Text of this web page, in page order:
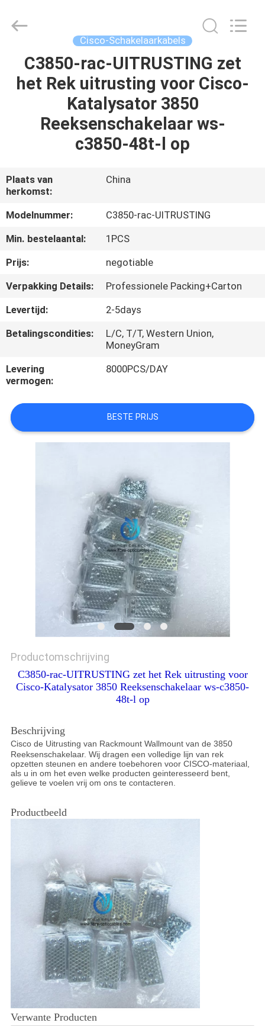
HUIS
PRODUCTEN
ONGEVEER
FABRIEKSREIS
KWALITEITSCONTROLE
SITEMAP
PRIVACY
POLICY
Rights
Cisco-Schakelaarkabels
C3850-rac-UITRUSTING zet
het Rek uitrusting voor Cisco-
Katalysator 3850
Reeksenschakelaar ws-
c3850-48t-l op
Plaats van
herkomst:
China
Modelnummer:
C3850-rac-UITRUSTING
Min. bestelaantal:
1PCS
Prijs:
negotiable
Verpakking Details:
Professionele Packing+Carton
Levertijd:
2-5days
Betalingscondities:
L/C, T/T, Western Union,
MoneyGram
Levering
vermogen:
8000PCS/DAY
BESTE PRIJS
Productomschrijving
C3850-rac-UITRUSTING zet het Rek uitrusting voor
Cisco-Katalysator 3850 Reeksenschakelaar ws-c3850-
48t-l op
Beschrijving
Cisco de Uitrusting van Rackmount Wallmount van de 3850
Reeksenschakelaar. Wij dragen een volledige lijn van rek
opzetten steunen en andere toebehoren voor CISCO-materiaal,
als u in om het even welke producten geinteresseerd bent,
gelieve te voelen vrij om ons te contacteren.
Productbeeld
Verwante Producten